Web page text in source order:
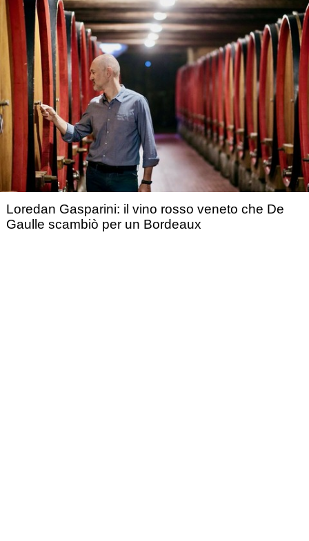
Loredan Gasparini: il vino rosso veneto che De
Gaulle scambiò per un Bordeaux